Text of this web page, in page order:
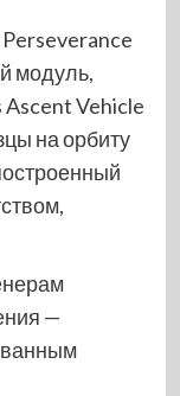
модуль,
Ascent Vehicle
на орбиту
—